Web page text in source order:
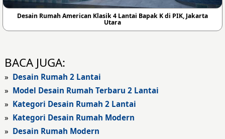
Desain Rumah American Klasik 4 Lantai Bapak K di PIK, Jakarta
Utara
BACA JUGA:
» Desain Rumah 2 Lantai
» Model Desain Rumah Terbaru 2 Lantai
» Kategori Desain Rumah 2 Lantai
» Kategori Desain Rumah Modern
» Desain Rumah Modern